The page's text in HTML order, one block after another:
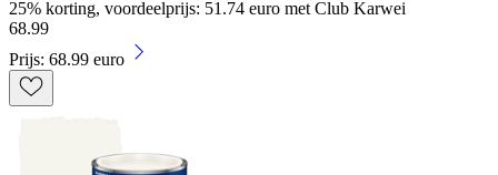
25% korting, voordeelprijs: 51.74 euro met Club Karwei
68.99
Prijs: 68.99 euro